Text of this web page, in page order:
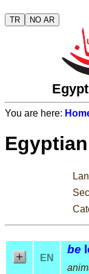
TR NO AR
You are here:
EN
be